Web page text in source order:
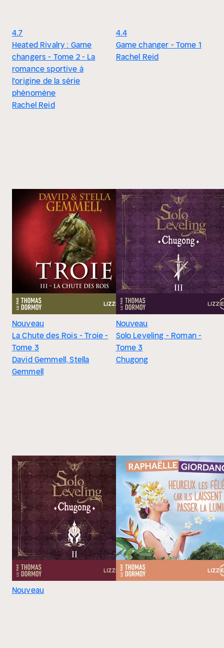
4.7
Heated Rivalry : Game
changers - Tome 2 - La
romance sportive à
l'origine de la série
phénomène
Rachel Reid
4.4
Game changer - Tome 1
Rachel Reid
Nouveau
La Chute des Rois - Troie -
Tome 3
David Gemmell, Stella
Gemmell
Nouveau
Solo Leveling - Roman -
Tome 3
Chugong
Nouveau